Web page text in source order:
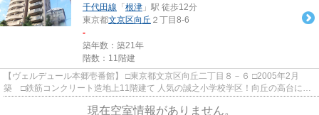
千代田線 「 根津 」駅 徒歩12分
東京都文京区向丘 ２丁目8-6
-
築年数：築21年
階数：11階建
【ヴェルデュール本郷壱番館】 □東京都文京区向丘二丁目８－６ □2005年2月
築 □鉄筋コンクリート造地上11階建て 人気の誠之小学校学区！向丘の高台に立
現在空室情報がありません。